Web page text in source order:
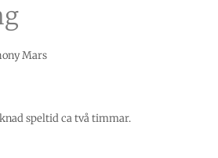
Mars
speltid ca två timmar.